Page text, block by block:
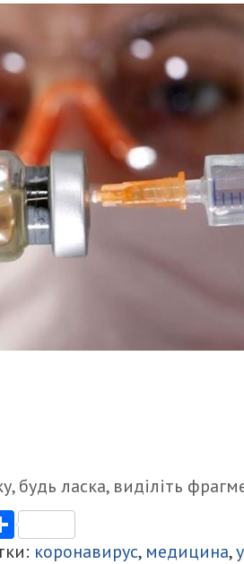
ласка, виділіть
Поділитися
коронавирус, медицина,